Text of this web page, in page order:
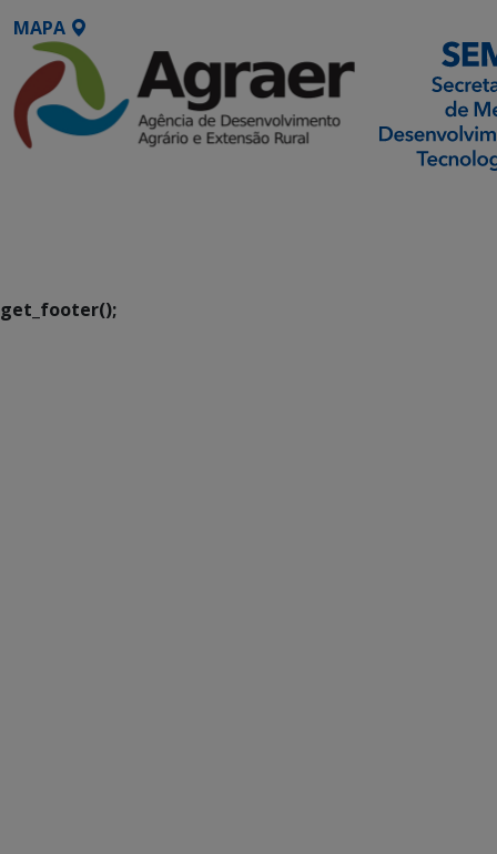
MAPA
get_footer();